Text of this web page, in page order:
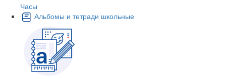
Часы
Альбомы и тетради школьные